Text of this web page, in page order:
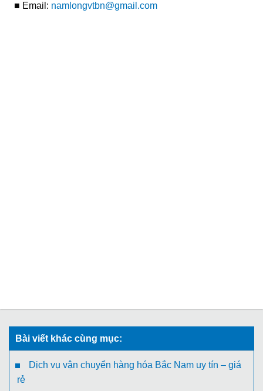
■ Email: namlongvtbn@gmail.com
Bài viết khác cùng mục:
Dịch vụ vận chuyển hàng hóa Bắc Nam uy tín – giá
rẻ